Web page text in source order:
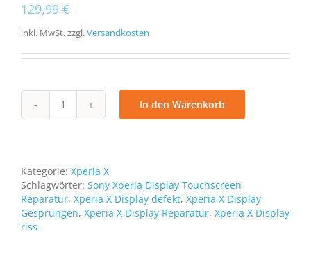
129,99 €
inkl. MwSt.zzgl.Versandkosten
Reparatur
Sony
F5121
Display
LCD
Bild
Touch
In den Warenkorb
Kategorie: Xperia X
Schlagwörter: Sony Xperia Display Touchscreen
Reparatur, Xperia X Display defekt, Xperia X Display
Gesprungen, Xperia X Display Reparatur, Xperia X Display
riss